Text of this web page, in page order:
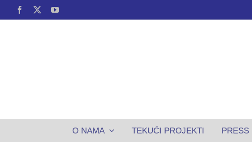
Facebook YouTube
O NAMA TEKUĆI PROJEKTI PRESS